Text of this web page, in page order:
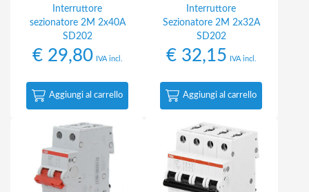
Interruttore
sezionatore 2M 2x40A
SD202
€29,80 IVA incl.
Aggiungi al carrello
Interruttore
Sezionatore 2M 2x32A
SD202
€32,15 IVA incl.
Aggiungi al carrello